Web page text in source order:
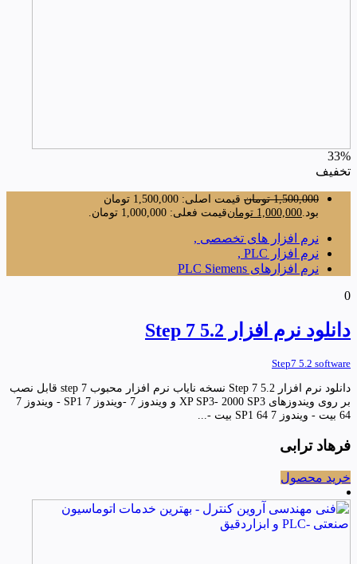
33%
تخفیف
1,500,000 تومان
قیمت اصلی: 1,500,000 تومان
بود.1,000,000 تومانقیمت فعلی: 1,000,000 تومان.
نرم افزار های تخصصی ,
نرم افزار PLC ,
نرم افزارهای PLC Siemens
0
دانلود نرم افزار Step 7 5.2
Step7 5.2 software
دانلود نرم افزار Step 7 5.2 نسخه نایاب نرم افزار محبوب step 7 قابل نصب
بر روی ویندوزهای XP SP3- 2000 SP3 و ویندوز 7 -ویندوز 7 SP1 - ویندوز 7
64 بیت - ویندوز 7 SP1 64 بیت -...
فرهاد ترابی
خرید محصول